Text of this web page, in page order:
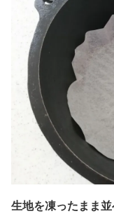
生地を凍ったまま